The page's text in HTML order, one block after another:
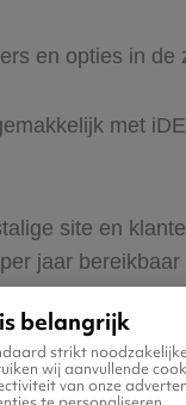
en opties in de
met
site en
jaar bereikbaar
boeken en
een hotel of
belangrijk
strikt
wij aanvullende
van onze